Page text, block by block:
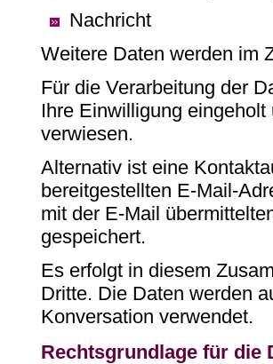
Nachricht
Weitere Daten werden im
Für die Verarbeitung der
Ihre Einwilligung
verwiesen.
Alternativ ist eine
bereitgestellten E-Mail-
mit der E-Mail
gespeichert.
Es erfolgt in diesem
Dritte. Die Daten werden
Konversation verwendet.
Rechtsgrundlage für die